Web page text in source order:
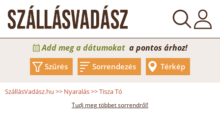
Add meg a dátumokat a pontos árhoz!
Szűrés Sorrendezés Térkép
SzállásVadász.hu >> Nyaralás>>Tisza Tó
Tudj meg többet sorrendről!